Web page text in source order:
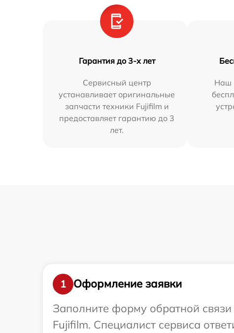
Гарантия до 3-х лет
Сервисный центр
устанавливает оригинальные
запчасти техники Fujifilm и
предоставляет гарантию до 3
лет.
Наш
1
Оформление заявки
Заполните форму обратной
Fujifilm. Специалист сервиса